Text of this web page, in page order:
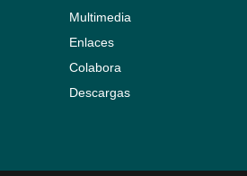
Multimedia
Enlaces
Colabora
Descargas